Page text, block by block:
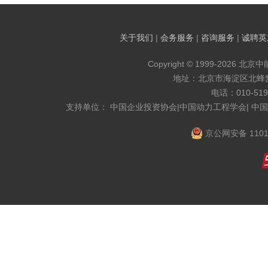
关于我们 | 会务服务 | 咨询服务 | 诚聘
Copyright © 1999-2026 北京中
地址：北京市海淀区北
电话：010-
支持单位： 中国企业投资协会|中国动力工程学会| 中
京公网安备